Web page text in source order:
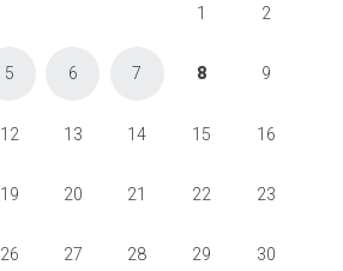
1 2
5 6 7 8 9
12 13 14 15 16
19 20 21 22 23
26 27 28 29 30